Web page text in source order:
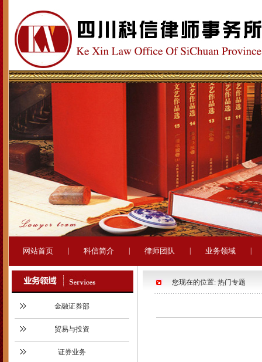
网站首页 科信简介 律师团队 业务领域
金融证券部
贸易与投资
证券业务
您现在的位置: 热门专题